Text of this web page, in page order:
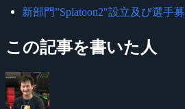
新部門”Splatoon2″設立及び選手
この記事を書いた人